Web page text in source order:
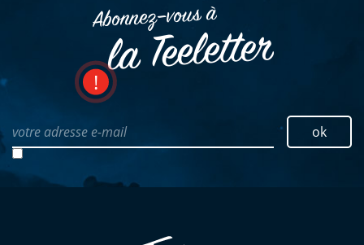
Abonnez–vous à
la Teeletter
votre adresse e-mail ok